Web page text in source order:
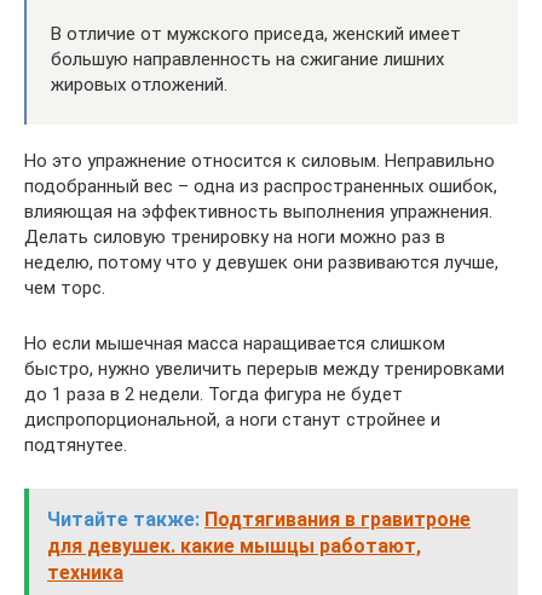
В отличие от мужского приседа, женский имеет
большую направленность на сжигание лишних
жировых отложений.
Но это упражнение относится к силовым. Неправильно
подобранный вес – одна из распространенных ошибок,
влияющая на эффективность выполнения упражнения.
Делать силовую тренировку на ноги можно раз в
неделю, потому что у девушек они развиваются лучше,
чем торс.
Но если мышечная масса наращивается слишком
быстро, нужно увеличить перерыв между тренировками
до 1 раза в 2 недели. Тогда фигура не будет
диспропорциональной, а ноги станут стройнее и
подтянутее.
Читайте также: Подтягивания в гравитроне
для девушек. какие мышцы работают,
техника